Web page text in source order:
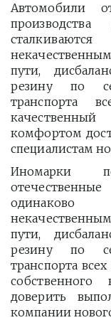
Автомобили
пути,
резину по
транспорта
комфортом
специалистам
Иномарки
пути,
резину по
транспорта
доверить
компании